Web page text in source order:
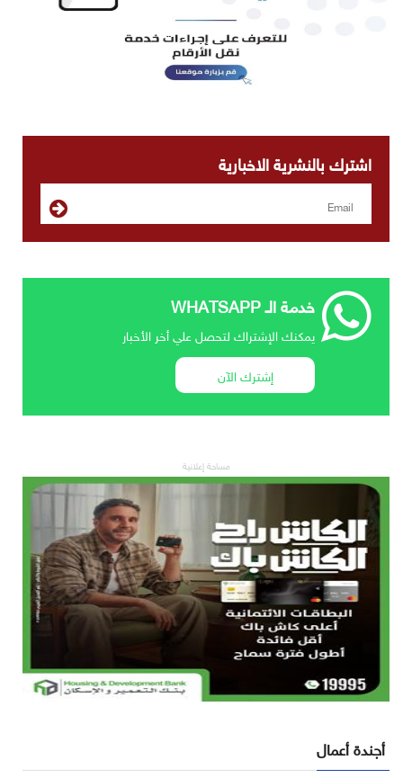
اشترك بالنشرية الاخبارية
خدمة الـ WHATSAPP
يمكنك الإشتراك لتحصل علي أخر الأخبار
إشترك الآن
مساحة إعلانية
أجندة أعمال